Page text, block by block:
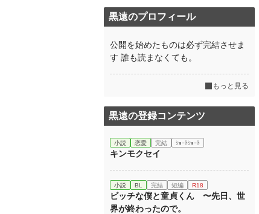
黒遠のプロフィール
公開を始めたものは必ず完結させま
す 誰も読まなくても。
もっと見る
黒遠の登録コンテンツ
小説 恋愛 完結 ｼｮｰﾄｼｮｰﾄ
キンモクセイ
小説 BL 完結 短編 R18
ビッチな僕と童貞くん 〜先日、世
界が終わったので。